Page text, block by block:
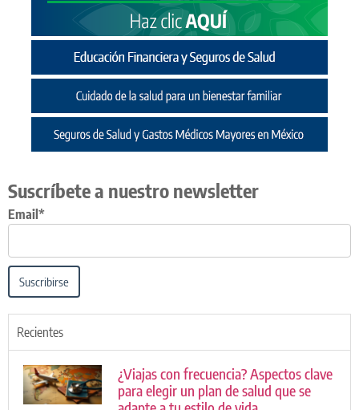
Suscríbete a nuestro newsletter
Email*
Suscribirse
Recientes
¿Viajas con frecuencia? Aspectos clave
para elegir un plan de salud que se